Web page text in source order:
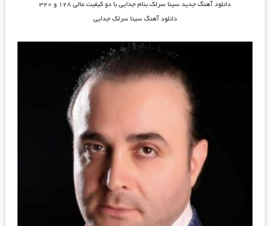
دانلود آهنگ جدید سینا سرلک بنام جدایی با دو کیفیت عالی ۱۲۸ و ۳۲۰
دانلود آهنگ سینا سرلک جدایی